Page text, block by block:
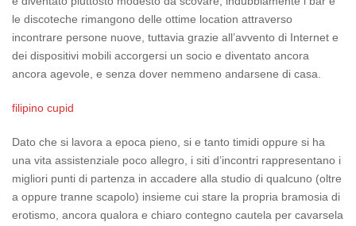
le discoteche rimangono delle ottime location attraverso
incontrare persone nuove, tuttavia grazie all’avvento di Internet e
dei dispositivi mobili accorgersi un socio e diventato ancora
ancora agevole, e senza dover nemmeno andarsene di casa.
filipino cupid
Dato che si lavora a epoca pieno, si e tanto timidi oppure si ha
una vita assistenziale poco allegro, i siti d’incontri rappresentano i
migliori punti di partenza in accadere alla studio di qualcuno (oltre
a oppure tranne scapolo) insieme cui stare la propria bramosia di
erotismo, ancora qualora e chiaro contegno cautela per cavarsela